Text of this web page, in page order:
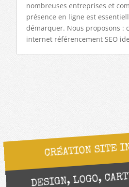
nombreuses entreprises et
présence en ligne est
démarquer. Nous proposons :
internet référencement SEO
CRÉATION SITE
DESIGN, LOGO,